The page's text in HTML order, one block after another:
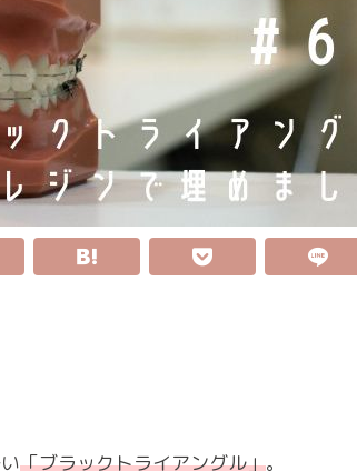
「ブラックトライアングル」。